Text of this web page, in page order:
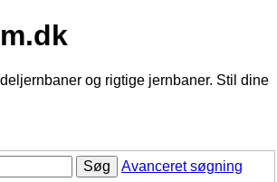
og rigtige jernbaner. Stil dine
Søg Avanceret søgning